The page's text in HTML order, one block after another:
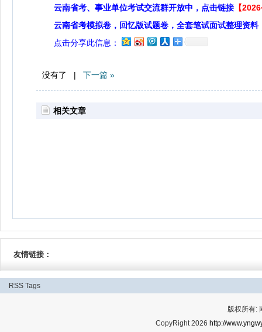
云南省考、事业单位考试交流群开放中，点击链接 【
云南省考模拟卷，回忆版试题卷，全套笔试面试整理资料
点击分享此信息：
没有了 | 下一篇 »
相关文章
友情链接：
RSS Tags
版权所有:
CopyRight 2026 http://